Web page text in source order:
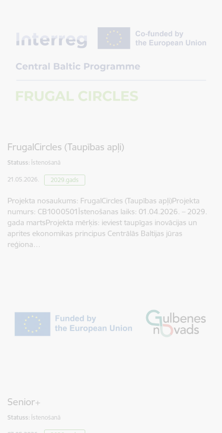
FrugalCircles (Taupības apļi)
Statuss: Īstenošanā
21.05.2026. 2029.gads
Projekta nosaukums: FrugalCircles (Taupības apļi)Projekta
numurs: CB1000501Īstenošanas laiks: 01.04.2026. – 2029.
gada martsProjekta mērķis: ieviest taupīgas inovācijas un
aprites ekonomikas principus Centrālās Baltijas jūras
reģiona…
Senior+
Statuss: Īstenošanā